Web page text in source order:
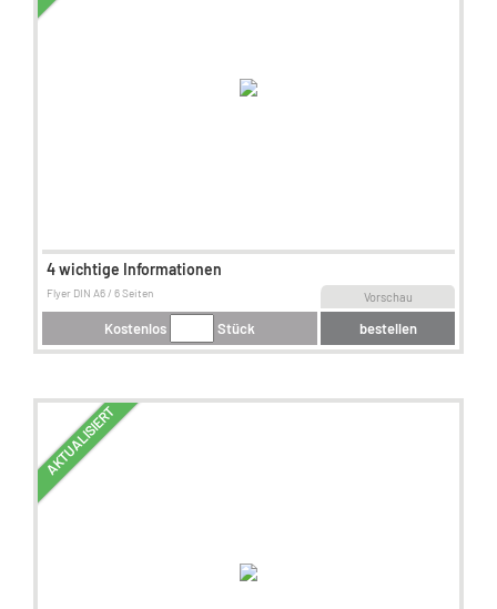
4 wichtige Informationen
Vorschau
Flyer DIN A6 / 6 Seiten
Kostenlos Stück bestellen
AKTUALISIERT